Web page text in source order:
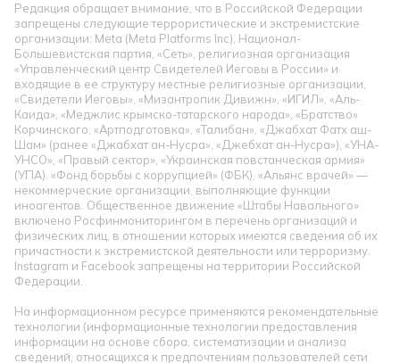
Редакция обращает внимание, что в Российской Федерации
запрещены следующие террористические и экстремистские
организации: Meta (Meta Platforms Inc), Национал-
Большевистская партия, «Сеть», религиозная организация
«Управленческий центр Свидетелей Иеговы в России» и
входящие в ее структуру местные религиозные организации,
«Свидетели Иеговы», «Мизантропик Дивижн», «ИГИЛ», «Аль-
Каида», «Меджлис крымско-татарского народа», «Братство»
Корчинского, «Артподготовка», «Талибан», «Джабхат Фатх аш-
Шам» (ранее «Джабхат ан-Нусра», «Джебхат ан-Нусра»), «УНА-
УНСО», «Правый сектор», «Украинская повстанческая армия»
(УПА). «Фонд борьбы с коррупцией» (ФБК), «Альянс врачей» —
некоммерческие организации, выполняющие функции
иноагентов. Общественное движение «Штабы Навального»
включено Росфинмониторингом в перечень организаций и
физических лиц, в отношении которых имеются сведения об их
причастности к экстремистской деятельности или терроризму.
Instagram и Facebook запрещены на территории Российской
Федерации.
На информационном ресурсе применяются рекомендательные
технологии (информационные технологии предоставления
информации на основе сбора, систематизации и анализа
сведений, относящихся к предпочтениям пользователей сети